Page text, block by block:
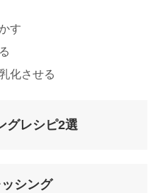
す
化させる
グレシピ2選
シング